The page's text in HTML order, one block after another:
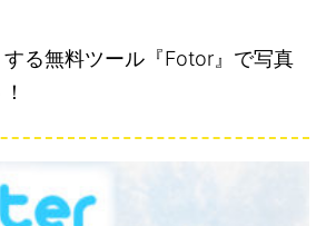
る無料ツール『Fotor』で写真